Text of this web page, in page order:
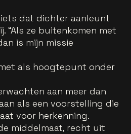
dat dichter aanleunt
“Als ze buitenkomen met
is mijn missie
als hoogtepunt onder
aan meer dan
als een voorstelling die
voor herkenning.
middelmaat, recht uit